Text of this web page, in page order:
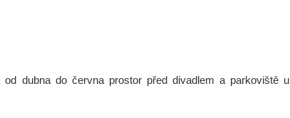
dubna do června prostor před divadlem a parkoviště u